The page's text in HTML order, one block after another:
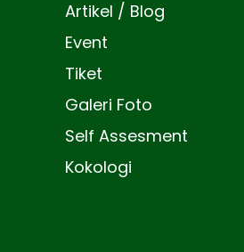
Artikel / Blog
Event
Tiket
Galeri Foto
Self Assesment
Kokologi